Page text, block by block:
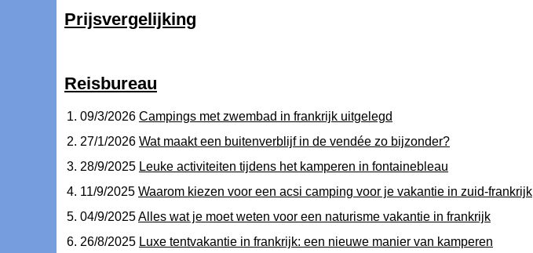
Prijsvergelijking
Reisbureau
09/3/2026 Campings met zwembad in frankrijk uitgelegd
27/1/2026 Wat maakt een buitenverblijf in de vendée zo bijzonder?
28/9/2025 Leuke activiteiten tijdens het kamperen in fontainebleau
11/9/2025 Waarom kiezen voor een acsi camping voor je vakantie in zuid-frankrijk
04/9/2025Alles wat je moet weten voor een naturisme vakantie in frankrijk
26/8/2025 Luxe tentvakantie in frankrijk: een nieuwe manier van kamperen